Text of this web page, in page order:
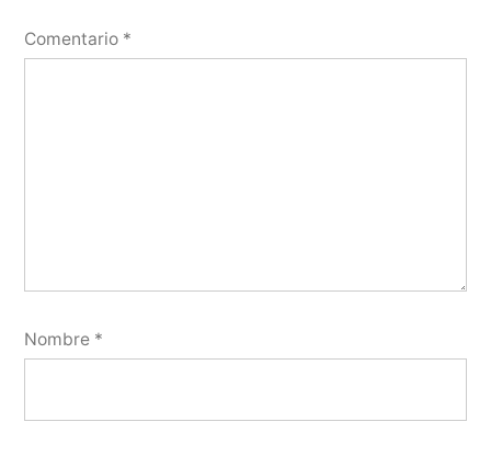
Comentario *
Nombre *